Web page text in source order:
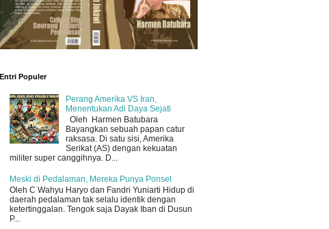
Entri Populer
Perang Amerika VS Iran,
Menentukan Adi Daya Sejati
Oleh Harmen Batubara
Bayangkan sebuah papan catur
raksasa. Di satu sisi, Amerika
Serikat (AS) dengan kekuatan
militer super canggihnya. D...
Meski di Pedalaman, Mereka Punya Ponsel
Oleh C Wahyu Haryo dan Fandri Yuniarti Hidup di
daerah pedalaman tak selalu identik dengan
ketertinggalan. Tengok saja Dayak Iban di Dusun
P...